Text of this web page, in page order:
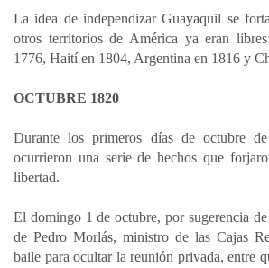
La idea de independizar Guayaquil se
otros territorios de América ya eran
1776, Haití en 1804, Argentina en 1816 y
OCTUBRE 1820
Durante los primeros días de octubre
ocurrieron una serie de hechos que
libertad.
El domingo 1 de octubre, por sugerencia
de Pedro Morlás, ministro de las Cajas
baile para ocultar la reunión privada, entre